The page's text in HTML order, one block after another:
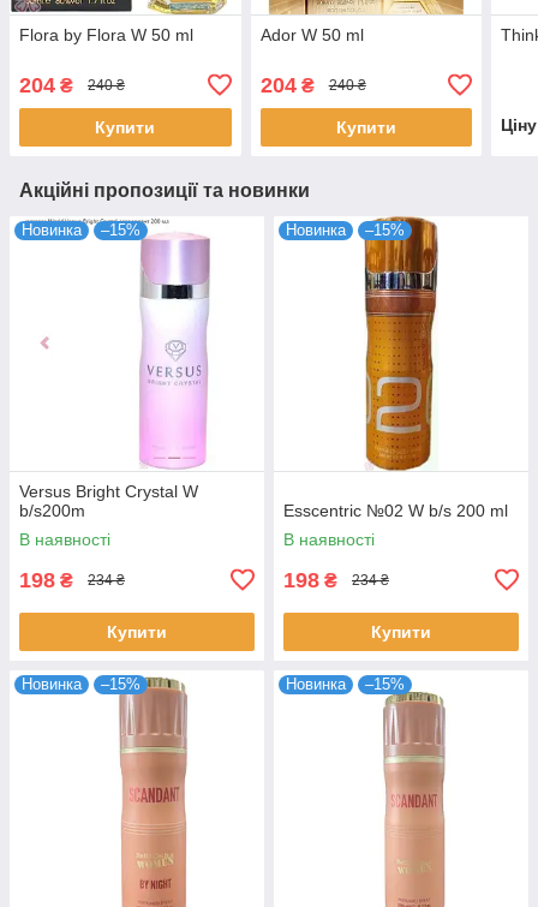
Flora by Flora W 50 ml
204 ₴ 240 ₴
Купити
Ador W 50 ml
204₴ 240 ₴
Купити
Акційні пропозиції та новинки
Новинка –15%
Versus Bright Crystal W
b/s200m
В наявності
198 ₴ 234 ₴
Купити
Новинка –15%
Esscentric №02 W b/s 200 ml
В наявності
198 ₴ 234 ₴
Купити
Новинка –15% Новинка –15%